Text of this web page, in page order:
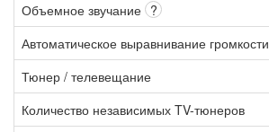
Объемное звучание ?
Автоматическое выравнивание громкости
Тюнер / телевещание
Количество независимых TV-тюнеров